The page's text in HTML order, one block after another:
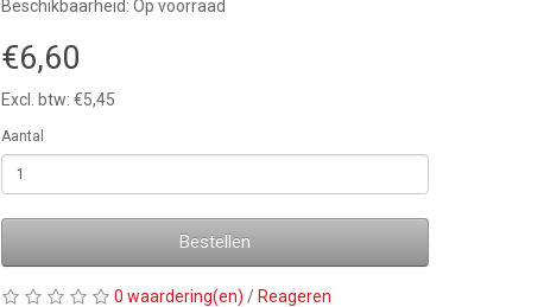
Beschikbaarheid: Op voorraad
€6,60
Excl. btw: €5,45
Aantal
Bestellen
0 waardering(en) / Reageren